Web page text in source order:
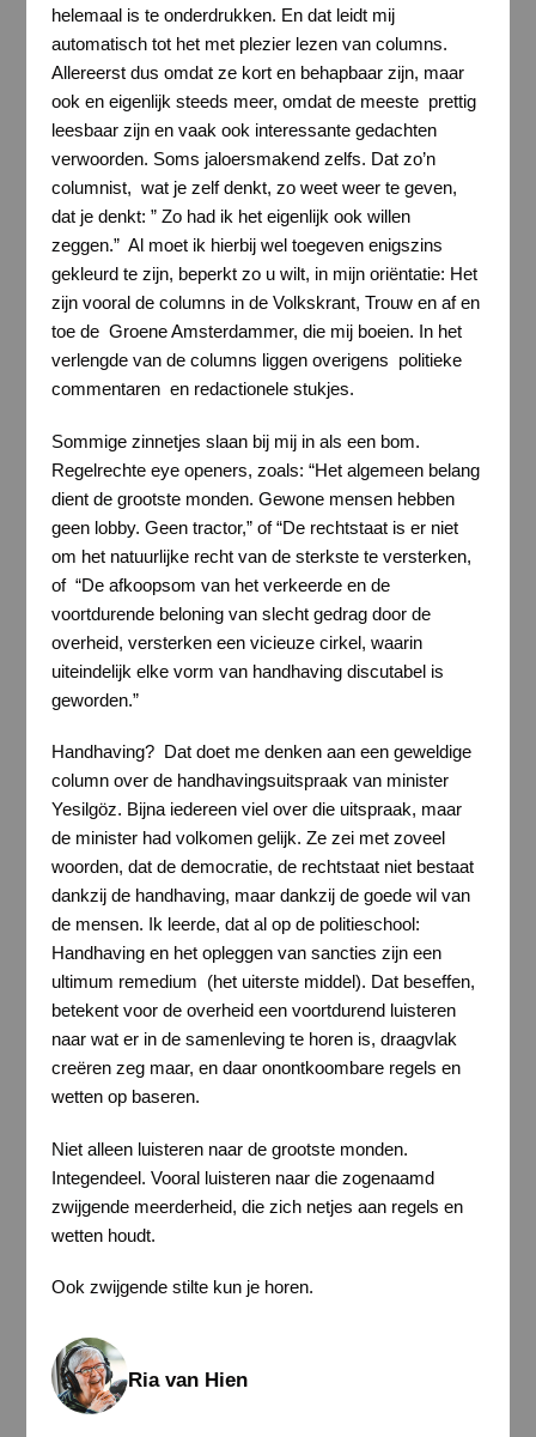
helemaal is te onderdrukken. En dat leidt mij
automatisch tot het met plezier lezen van columns.
Allereerst dus omdat ze kort en behapbaar zijn, maar
ook en eigenlijk steeds meer, omdat de meeste prettig
leesbaar zijn en vaak ook interessante gedachten
verwoorden. Soms jaloersmakend zelfs. Dat zo’n
columnist, wat je zelf denkt, zo weet weer te geven,
dat je denkt: ” Zo had ik het eigenlijk ook willen
zeggen.” Al moet ik hierbij wel toegeven enigszins
gekleurd te zijn, beperkt zo u wilt, in mijn oriëntatie: Het
zijn vooral de columns in de Volkskrant, Trouw en af en
toe de Groene Amsterdammer, die mij boeien. In het
verlengde van de columns liggen overigens politieke
commentaren en redactionele stukjes.
Sommige zinnetjes slaan bij mij in als een bom.
Regelrechte eye openers, zoals: “Het algemeen belang
dient de grootste monden. Gewone mensen hebben
geen lobby. Geen tractor,” of “De rechtstaat is er niet
om het natuurlijke recht van de sterkste te versterken,
of “De afkoopsom van het verkeerde en de
voortdurende beloning van slecht gedrag door de
overheid, versterken een vicieuze cirkel, waarin
uiteindelijk elke vorm van handhaving discutabel is
geworden.”
Handhaving? Dat doet me denken aan een geweldige
column over de handhavingsuitspraak van minister
Yesilgöz. Bijna iedereen viel over die uitspraak, maar
de minister had volkomen gelijk. Ze zei met zoveel
woorden, dat de democratie, de rechtstaat niet bestaat
dankzij de handhaving, maar dankzij de goede wil van
de mensen. Ik leerde, dat al op de politieschool:
Handhaving en het opleggen van sancties zijn een
ultimum remedium (het uiterste middel). Dat beseffen,
betekent voor de overheid een voortdurend luisteren
naar wat er in de samenleving te horen is, draagvlak
creëren zeg maar, en daar onontkoombare regels en
wetten op baseren.
Niet alleen luisteren naar de grootste monden.
Integendeel. Vooral luisteren naar die zogenaamd
zwijgende meerderheid, die zich netjes aan regels en
wetten houdt.
Ook zwijgende stilte kun je horen.
Ria van Hien